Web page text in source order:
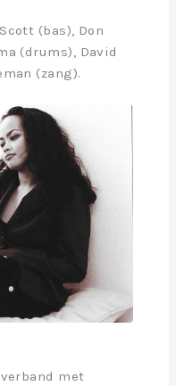
(bas), Don
(drums), David
(zang).
met